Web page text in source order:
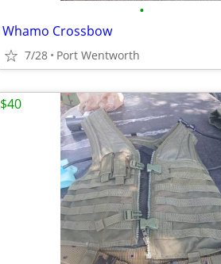
•
Whamo Crossbow
7/28 Port Wentworth
$40